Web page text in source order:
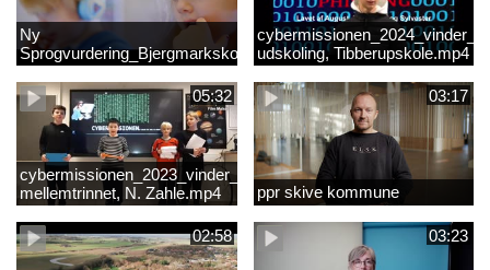
Ny
Sprogvurdering_Bjergmarkskolne_CUKudskoling, Tibberupskole.mp4
05:32
cybermissionen_2023_vinder_Vinder
mellemtrinnet, N. Zahle.mp4
03:17
ppr skive kommune
02:58 03:23